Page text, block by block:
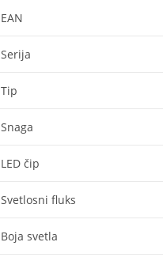
EAN
Serija
Tip
Snaga
LED čip
Svetlosni fluks
Boja svetla